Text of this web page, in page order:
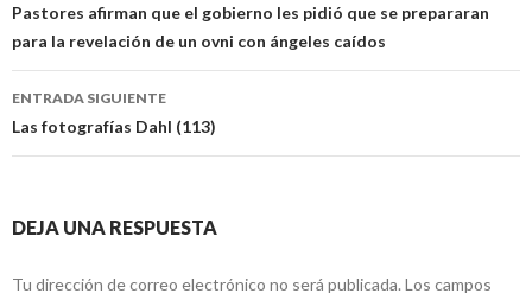
de
entradas
Pastores afirman que el gobierno les pidió que se prepararan
para la revelación de un ovni con ángeles caídos
ENTRADA SIGUIENTE
Las fotografías Dahl (113)
DEJA UNA RESPUESTA
Tu dirección de correo electrónico no será publicada. Los campos